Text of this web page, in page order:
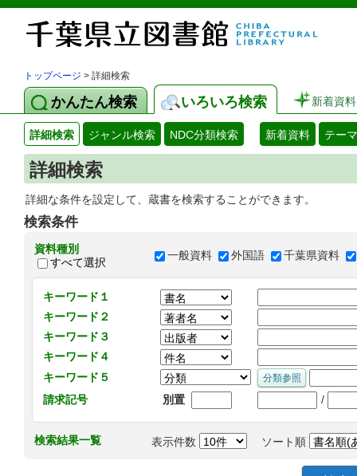
トップページ > 詳細検索
かんたん検索 いろいろ検索 新着資料
詳細検索 ジャンル検索 NDC分類検索 新着資料 テー
詳細検索
詳細な条件を設定して、蔵書を検索することができます。
検索条件
資料種別
すべて選択
一般資料 外国語 千葉県資料
キーワード１
キーワード２
キーワード３
キーワード４
キーワード５
請求記号
別置 /
検索結果一覧 表示件数 ソート順